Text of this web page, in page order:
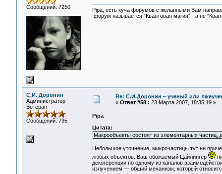
Сообщений: 7250
Pipa, есть куча форумов с желанными Вам
форум называется "Квантовая магия" - а не
С.И. Доронин
Администратор
Ветеран
Сообщений: 795
Re: С.И.Доронин – ученый или
« Ответ #58 : 23 Марта 2007, 18:35:19 »
Pipa
Цитата:
Макрообъекты состоят из элементарных частиц,
Небольшое уточнение, микрочастицы тут ни
любых объектов. Ваш обожаемый Цайлингер
декогеренции по одному из каналов
излучением — общий механизм, который